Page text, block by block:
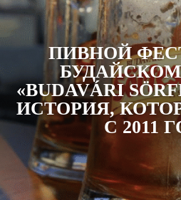
ПИВНОЙ
«BUDAVÁRI
ИСТОРИЯ,
С 2011